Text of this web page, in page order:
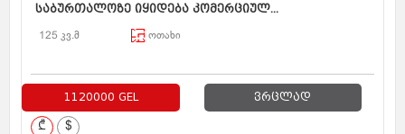
საბურთალოზე იყიდება კომერციულ...
125 კვ.მ ოთახი
1120000 GEL ვრცლად
₾ $